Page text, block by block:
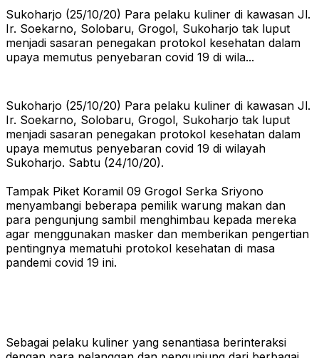
Sukoharjo (25/10/20) Para pelaku kuliner di kawasan Jl.
Ir. Soekarno, Solobaru, Grogol, Sukoharjo tak luput
menjadi sasaran penegakan protokol kesehatan dalam
upaya memutus penyebaran covid 19 di wila...
Sukoharjo (25/10/20) Para pelaku kuliner di kawasan Jl.
Ir. Soekarno, Solobaru, Grogol, Sukoharjo tak luput
menjadi sasaran penegakan protokol kesehatan dalam
upaya memutus penyebaran covid 19 di wilayah
Sukoharjo. Sabtu (24/10/20).
Tampak Piket Koramil 09 Grogol Serka Sriyono
menyambangi beberapa pemilik warung makan dan
para pengunjung sambil menghimbau kepada mereka
agar menggunakan masker dan memberikan pengertian
pentingnya mematuhi protokol kesehatan di masa
pandemi covid 19 ini.
Sebagai pelaku kuliner yang senantiasa berinteraksi